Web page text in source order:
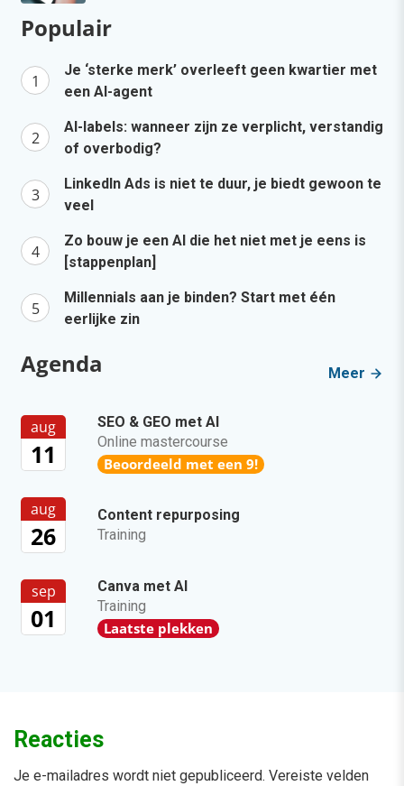
Populair
Je ‘sterke merk’ overleeft geen kwartier met
een AI-agent
AI-labels: wanneer zijn ze verplicht, verstandig
of overbodig?
LinkedIn Ads is niet te duur, je biedt gewoon te
veel
Zo bouw je een AI die het niet met je eens is
[stappenplan]
Millennials aan je binden? Start met één
eerlijke zin
Agenda Meer
aug
11
SEO & GEO met AI
Online mastercourse
Beoordeeld met een 9!
aug
26
Content repurposing
Training
sep
01
Canva met AI
Training
Laatste plekken
Reacties
Je e-mailadres wordt niet gepubliceerd. Vereiste velden